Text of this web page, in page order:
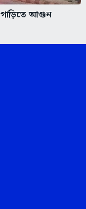
গাড়িতে আগুন